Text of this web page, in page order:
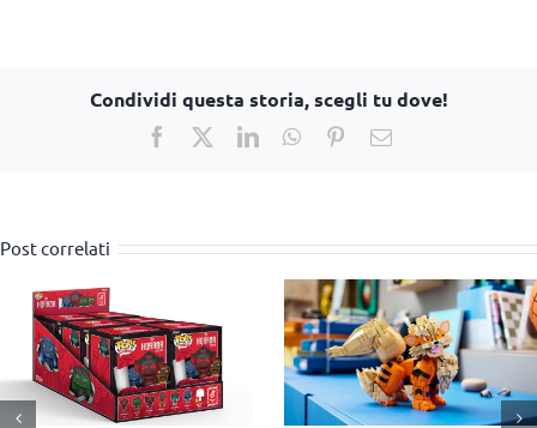
Condividi questa storia, scegli tu dove!
Facebook
X LinkedInWhatsApp
PinterestEmail
Post correlati